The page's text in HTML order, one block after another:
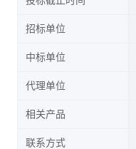
招标单位
中标单位
代理单位
相关产品
联系方式